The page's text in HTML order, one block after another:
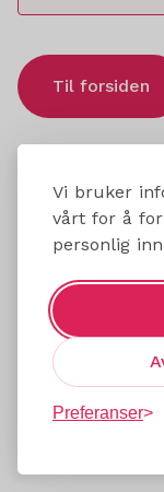
Vi bruker
vårt for å
personlig
Preferanser
Til forsiden